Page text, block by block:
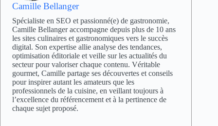
Camille Bellanger
Spécialiste en SEO et passionné(e) de gastronomie,
Camille Bellanger accompagne depuis plus de 10 ans
les sites culinaires et gastronomiques vers le succès
digital. Son expertise allie analyse des tendances,
optimisation éditoriale et veille sur les actualités du
secteur pour valoriser chaque contenu. Véritable
gourmet, Camille partage ses découvertes et conseils
pour inspirer autant les amateurs que les
professionnels de la cuisine, en veillant toujours à
l’excellence du référencement et à la pertinence de
chaque sujet proposé.